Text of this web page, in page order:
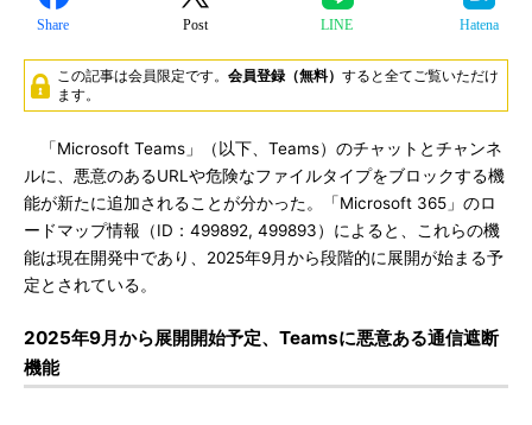
Share Post LINE Hatena
この記事は会員限定です。 会員登録（無料） すると全てご覧いただけ
ます。
「Microsoft Teams」（以下、Teams）のチャットとチャンネ
ルに、悪意のあるURLや危険なファイルタイプをブロックする機
能が新たに追加されることが分かった。「Microsoft 365」のロ
ードマップ情報（ID：499892, 499893）によると、これらの機
能は現在開発中であり、2025年9月から段階的に展開が始まる予
定とされている。
2025年9月から展開開始予定、Teamsに悪意ある通信遮断
機能